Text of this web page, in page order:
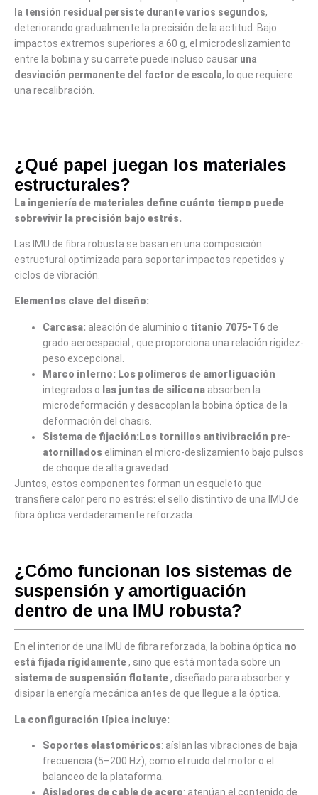
la tensión residual persiste durante varios segundos,
deteriorando gradualmente la precisión de la actitud. Bajo
impactos extremos superiores a 60 g, el microdeslizamiento
entre la bobina y su carrete puede incluso causar una
desviación permanente del factor de escala, lo que requiere
una recalibración.
¿Qué papel juegan los materiales
estructurales?
La ingeniería de materiales define cuánto tiempo puede
sobrevivir la precisión bajo estrés.
Las IMU de fibra robusta se basan en una composición
estructural optimizada para soportar impactos repetidos y
ciclos de vibración.
Elementos clave del diseño:
Carcasa: aleación de aluminio o titanio 7075-T6 de
grado aeroespacial , que proporciona una relación rigidez-
peso excepcional.
Marco interno: Los polímeros de amortiguación
integrados o las juntas de silicona absorben la
microdeformación y desacoplan la bobina óptica de la
deformación del chasis.
Sistema de fijación: Los tornillos antivibración pre-
atornillados eliminan el micro-deslizamiento bajo pulsos
de choque de alta gravedad.
Juntos, estos componentes forman un esqueleto que
transfiere calor pero no estrés: el sello distintivo de una IMU de
fibra óptica verdaderamente reforzada.
¿Cómo funcionan los sistemas de
suspensión y amortiguación
dentro de una IMU robusta?
En el interior de una IMU de fibra reforzada, la bobina óptica no
está fijada rígidamente, sino que está montada sobre un
sistema de suspensión flotante, diseñado para absorber y
disipar la energía mecánica antes de que llegue a la óptica.
La configuración típica incluye:
Soportes elastoméricos: aíslan las vibraciones de baja
frecuencia (5–200 Hz), como el ruido del motor o el
balanceo de la plataforma.
Aisladores de cable de acero: atenúan el contenido de